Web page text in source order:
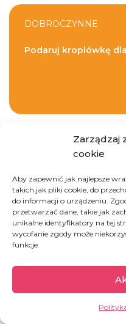
Zarządzaj
cookie
Aby zapewnić jak najlepsze
takich jak pliki cookie, do
do informacji o urządzeniu.
przetwarzać dane, takie jak
unikalne identyfikatory na tej
wycofanie zgody może
funkcje.
paradoksów. Z
naftowa,
DOBROCZYNNE
Podaruj kroplówkę